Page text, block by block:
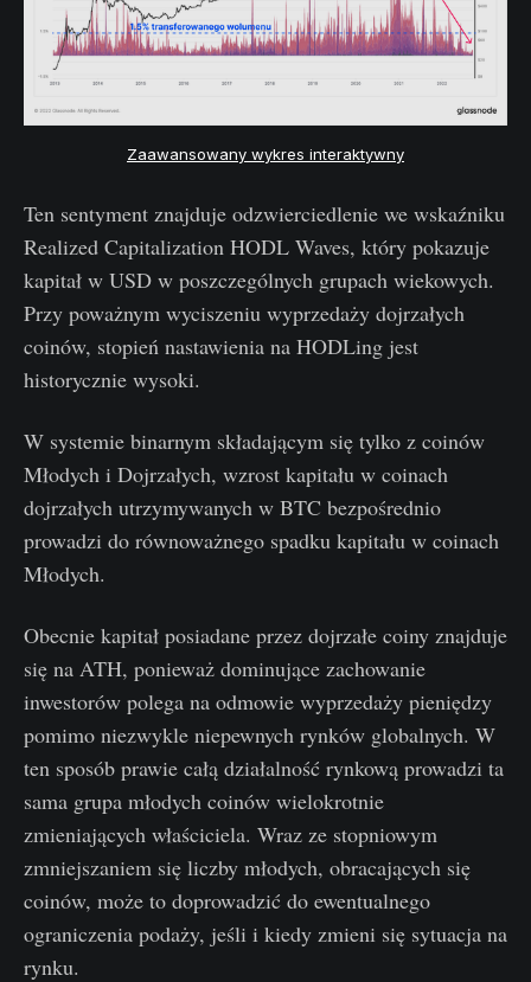
Zaawansowany wykres interaktywny
Ten sentyment znajduje odzwierciedlenie we wskaźniku
Realized Capitalization HODL Waves, który pokazuje
kapitał w USD w poszczególnych grupach wiekowych.
Przy poważnym wyciszeniu wyprzedaży dojrzałych
coinów, stopień nastawienia na HODLing jest
historycznie wysoki.
W systemie binarnym składającym się tylko z coinów
Młodych i Dojrzałych, wzrost kapitału w coinach
dojrzałych utrzymywanych w BTC bezpośrednio
prowadzi do równoważnego spadku kapitału w coinach
Młodych.
Obecnie kapitał posiadane przez dojrzałe coiny znajduje
się na ATH, ponieważ dominujące zachowanie
inwestorów polega na odmowie wyprzedaży pieniędzy
pomimo niezwykle niepewnych rynków globalnych. W
ten sposób prawie całą działalność rynkową prowadzi ta
sama grupa młodych coinów wielokrotnie
zmieniających właściciela. Wraz ze stopniowym
zmniejszaniem się liczby młodych, obracających się
coinów, może to doprowadzić do ewentualnego
ograniczenia podaży, jeśli i kiedy zmieni się sytuacja na
rynku.